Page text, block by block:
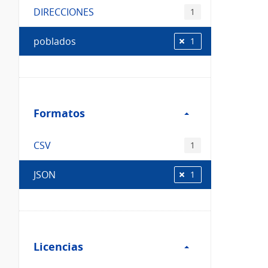
DIRECCIONES 1
poblados 1
Formatos
Formatos
CSV 1
JSON 1
Licencias
Licencias